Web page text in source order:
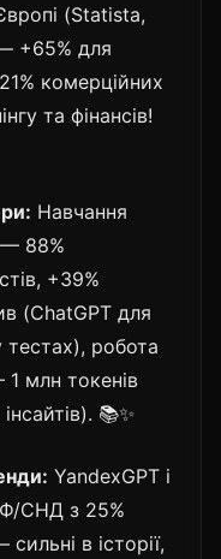
(Statista,
+65% для
комерційних
та фінансів!
Навчання
— 88%
+39%
(ChatGPT для
тестах), робота
млн токенів
📚✨
YandexGPT і
СНД з 25%
в історії,